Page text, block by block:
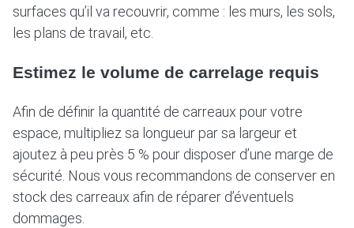
surfaces qu’il va recouvrir, comme : les murs, les sols,
les plans de travail, etc.
Estimez le volume de carrelage requis
Afin de définir la quantité de carreaux pour votre
espace, multipliez sa longueur par sa largeur et
ajoutez à peu près 5 % pour disposer d’une marge de
sécurité. Nous vous recommandons de conserver en
stock des carreaux afin de réparer d’éventuels
dommages.